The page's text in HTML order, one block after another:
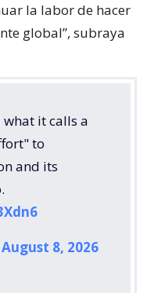
la labor de hacer
global”, subraya
it calls a
to
and its
August 8, 2026